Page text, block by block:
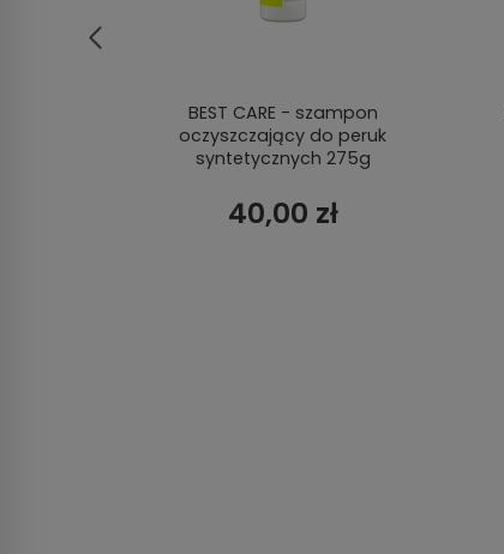
BEST CARE - szampon
oczyszczający do peruk
syntetycznych 275g
40,00 zł